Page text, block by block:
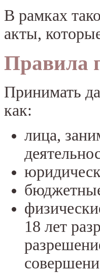
В рамках
акты,
Правила
Принимать
как:
лица,
18 лет